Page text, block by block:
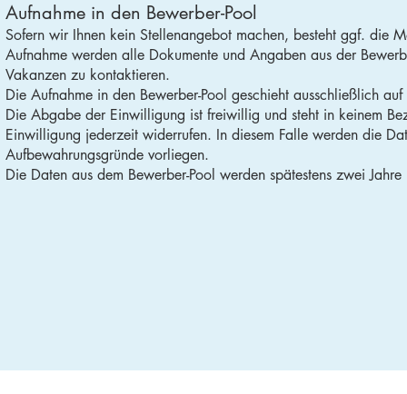
Aufnahme in den Bewerber-Pool
Sofern wir Ihnen kein Stellenangebot machen, besteht ggf. die
Aufnahme werden alle Dokumente und Angaben aus der
Vakanzen zu kontaktieren.
Die Aufnahme in den Bewerber-Pool geschieht ausschließlich
Die Abgabe der Einwilligung ist freiwillig und steht in keinem
Einwilligung jederzeit widerrufen. In diesem Falle werden die
Aufbewahrungsgründe vorliegen.
Die Daten aus dem Bewerber-Pool werden spätestens zwei